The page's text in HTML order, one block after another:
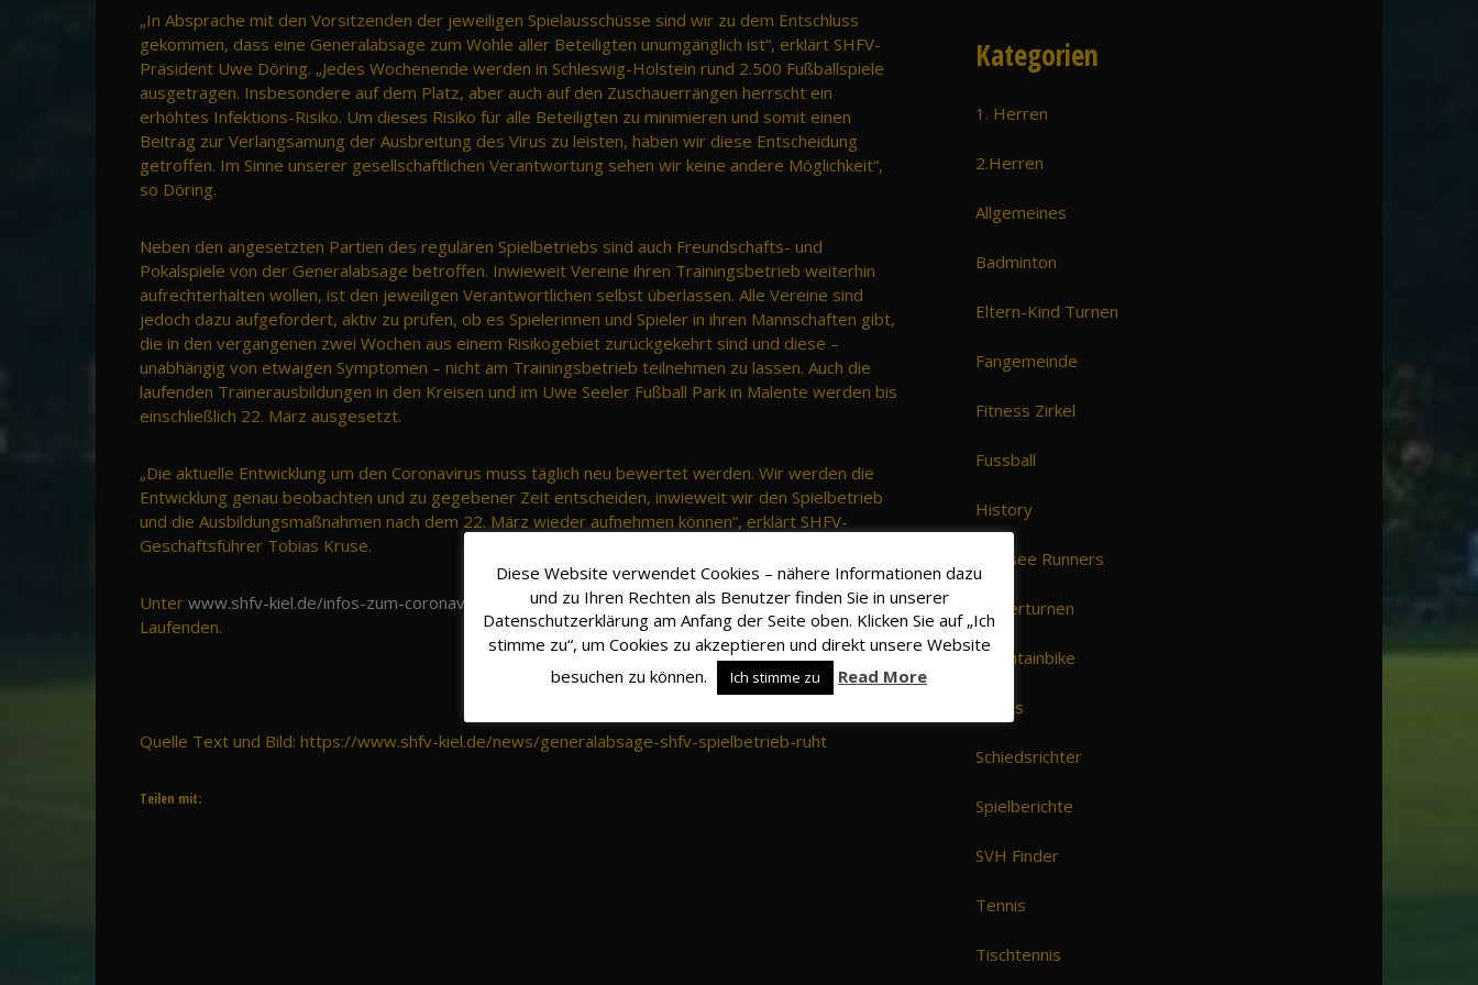
„In Absprache mit den Vorsitzenden der jeweiligen Spielausschüsse sind wir zu dem Entschluss
gekommen, dass eine Generalabsage zum Wohle aller Beteiligten unumgänglich ist“, erklärt SHFV-
Präsident Uwe Döring. „Jedes Wochenende werden in Schleswig-Holstein rund 2.500 Fußballspiele
ausgetragen. Insbesondere auf dem Platz, aber auch auf den Zuschauerrängen herrscht ein
erhöhtes Infektions-Risiko. Um dieses Risiko für alle Beteiligten zu minimieren und somit einen
Beitrag zur Verlangsamung der Ausbreitung des Virus zu leisten, haben wir diese Entscheidung
getroffen. Im Sinne unserer gesellschaftlichen Verantwortung sehen wir keine andere Möglichkeit“,
so Döring.
Neben den angesetzten Partien des regulären Spielbetriebs sind auch Freundschafts- und
Pokalspiele von der Generalabsage betroffen. Inwieweit Vereine ihren Trainingsbetrieb weiterhin
aufrechterhalten wollen, ist den jeweiligen Verantwortlichen selbst überlassen. Alle Vereine sind
jedoch dazu aufgefordert, aktiv zu prüfen, ob es Spielerinnen und Spieler in ihren Mannschaften gibt,
die in den vergangenen zwei Wochen aus einem Risikogebiet zurückgekehrt sind und diese –
unabhängig von etwaigen Symptomen – nicht am Trainingsbetrieb teilnehmen zu lassen. Auch die
laufenden Trainerausbildungen in den Kreisen und im Uwe Seeler Fußball Park in Malente werden bis
einschließlich 22. März ausgesetzt.
„Die aktuelle Entwicklung um den Coronavirus muss täglich neu bewertet werden. Wir werden die
Entwicklung genau beobachten und zu gegebener Zeit entscheiden, inwieweit wir den Spielbetrieb
und die Ausbildungsmaßnahmen nach dem 22. März wieder aufnehmen können“, erklärt SHFV-
Geschäftsführer Tobias Kruse.
Unter www.shfv-kiel.de/infos-zum-coronavirus
halten wir Sie über weitere Entwicklungen auf dem
Laufenden.
Quelle Text und Bild: https://www.shfv-kiel.de/news/generalabsage-shfv-spielbetrieb-ruht
Teilen mit:
Kategorien
1. Herren
2.Herren
Allgemeines
Badminton
Eltern-Kind Turnen
Fangemeinde
Fitness Zirkel
Fussball
History
Holtsee Runners
Kinderturnen
Mountainbike
Oldies
Schiedsrichter
Spielberichte
SVH Finder
Tennis
Tischtennis
Diese Website verwendet Cookies – nähere Informationen dazu
und zu Ihren Rechten als Benutzer finden Sie in unserer
Datenschutzerklärung am Anfang der Seite oben. Klicken Sie auf „Ich
stimme zu“, um Cookies zu akzeptieren und direkt unsere Website
besuchen zu können.
Ich stimme zu Read More